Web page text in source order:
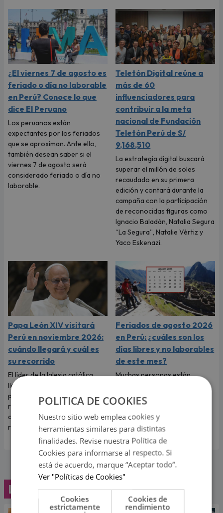
¿El viernes 7 de agosto es
feriado o día no laborable
en Perú? Conoce lo que
dice El Peruano
Los peruanos están
expectantes por los feriados
que se aproximan. Ante ello,
también desean saber si el
viernes 7 de agosto será
considerado feriado o día no
laborable.
Teletón Digital reúne a
más de 60
influenciadores para
contribuir a la meta
nacional de Fundación
Teletón Perú de S/
9,168,510
La estrategia digital buscará
superar el millón de soles
recaudado en su primera
edición y contará durante la
campaña con la participación
de reconocidas figuras como
Ignacio Baladán, Natalia Segura
“La Segura”, Natalie Vértiz y
Yaco Eskenazi.
Papa León XIV visitará
Perú en noviembre 2026:
cuándo llegará y cuál es
su recorrido
El líder de la Iglesia católica
llegará en noviembre de 2026
para compartir actividades
religiosas y encuentros con
comunidades de distintas
regiones.
Feriados de agosto 2026
en Perú: ¿cuáles son los
días libres y no laborables
de este mes?
Muchas personas están
días de descanso para
organizar planes y compartir
momentos especiales con sus
familiares y seres queridos.
Lo último
POLITICA DE COOKIES
Nuestro sitio web emplea cookies y
herramientas similares para distintas
finalidades. Revise nuestra Política de
Cookies para informarse al respecto. Si
está de acuerdo, marque “Aceptar todo”.
Ver "Políticas de Cookies"
Cookies
estrictamente
Cookies de
rendimiento